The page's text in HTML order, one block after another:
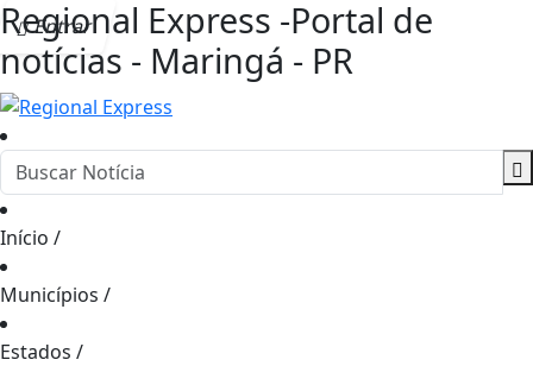
Regional Express -Portal de
notícias - Maringá - PR
Entrar
Início /
Municípios /
Estados /